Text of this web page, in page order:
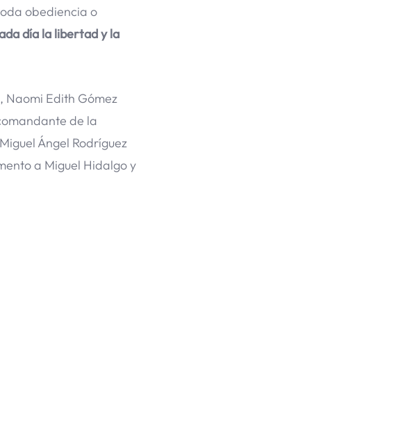
obediencia o
día la libertad y la
Naomi Edith Gómez
de la
Ángel Rodríguez
a Miguel Hidalgo y